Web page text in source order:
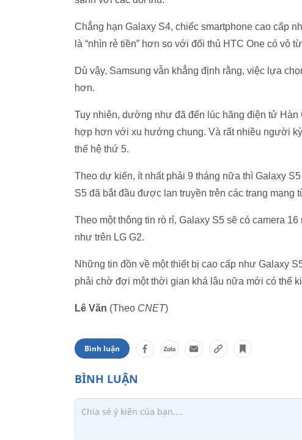
Chẳng hạn Galaxy S4, chiếc smartphone cao cấp
là “nhìn rẻ tiền” hơn so với đối thủ HTC One có vỏ
Dù vậy, Samsung vẫn khẳng định rằng, việc lựa
hơn.
Tuy nhiên, dường như đã đến lúc hãng điện tử
hợp hơn với xu hướng chung. Và rất nhiều người
thế hệ thứ 5.
Theo dự kiến, ít nhất phải 9 tháng nữa thì Galaxy
S5 đã bắt đầu được lan truyền trên các trang mạng
Theo một thông tin rò rỉ, Galaxy S5 sẽ có camera
như trên LG G2.
Những tin đồn về một thiết bị cao cấp như Galaxy
phải chờ đợi một thời gian khá lâu nữa mới có thể
Lê Văn (Theo CNET)
Bình luận